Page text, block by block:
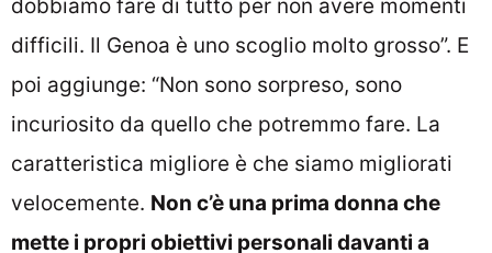
dobbiamo fare di tutto per non avere momenti
difficili. Il Genoa è uno scoglio molto grosso”. E
poi aggiunge: “Non sono sorpreso, sono
incuriosito da quello che potremmo fare. La
caratteristica migliore è che siamo migliorati
velocemente. Non c’è una prima donna che
mette i propri obiettivi personali davanti a